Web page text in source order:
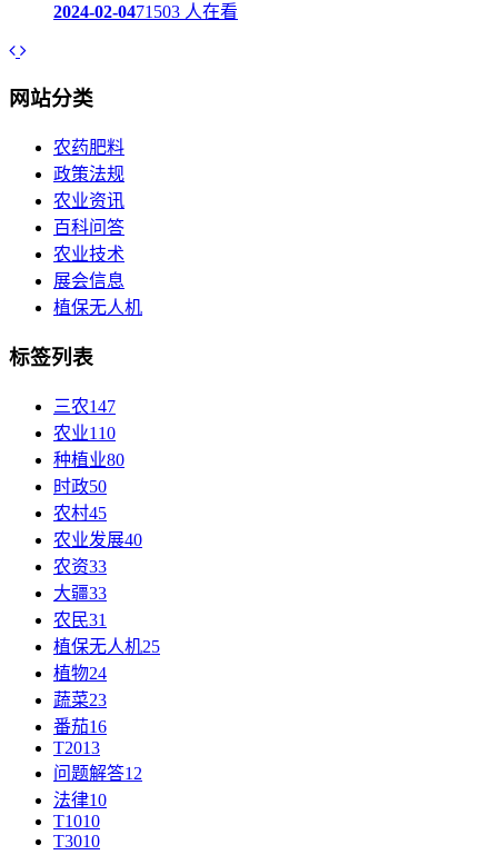
2024-02-0471503 人在看
网站分类
农药肥料
政策法规
农业资讯
百科问答
农业技术
展会信息
植保无人机
标签列表
三农147
农业110
种植业80
时政50
农村45
农业发展40
农资33
大疆33
农民31
植保无人机25
植物24
蔬菜23
番茄16
T2013
问题解答12
法律10
T1010
T3010